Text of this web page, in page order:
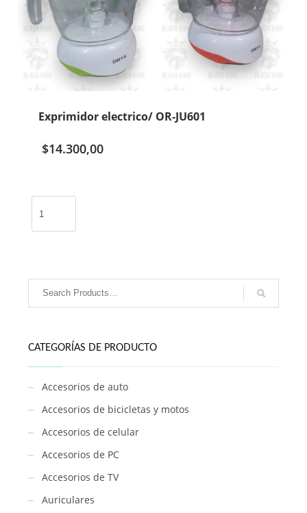
Exprimidor electrico/ OR-JU601
$14.300,00
electrico/
OR-
CATEGORÍAS DE PRODUCTO
Accesorios de auto
Accesorios de bicicletas y motos
Accesorios de celular
Accesorios de PC
Accesorios de TV
Auriculares